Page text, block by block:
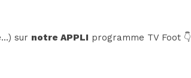
sur notre APPLI programme TV Foot 👇